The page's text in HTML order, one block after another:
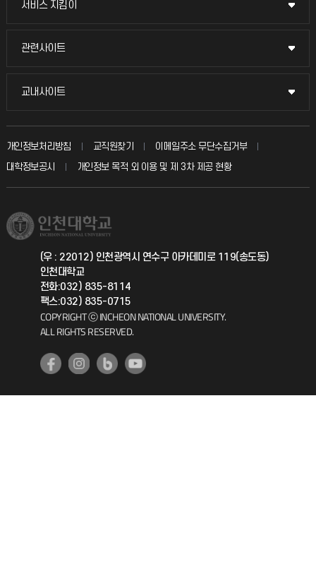
입학안내
취업정보(학생)
서비스 지킴이
서비스 지킴이
묻고 답하기
칭찬마당
학생서비스 지킴이
관련사이트
관련사이트
국방헬프콜
총동문회
교내사이트
교내사이트
교수회
교육혁신본부
국제지원과
공자아카데미
기초교육원
개인정보처리방침 교직원찾기
이메일주소 무단수집거부
대학정보공시
개인정보 목적 외 이용 및 제 3차 제공 현황
(우 : 22012) 인천광역시 연수구 아카데미로 119(송도동)
인천대학교
전화:032) 835-8114
팩스:032) 835-0715
COPYRIGHT ⓒ INCHEON NATIONAL UNIVERSITY.
ALL RIGHTS RESERVED.